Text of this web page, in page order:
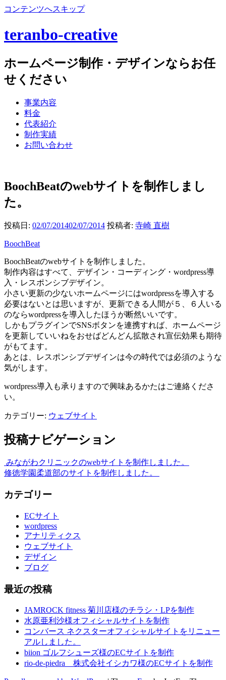
コンテンツへスキップ
teranbo-creative
ホームページ制作・デザインならお任
せください
事業内容
料金
代表紹介
制作実績
お問い合わせ
BoochBeatのwebサイトを制作しまし
た。
投稿日: 02/07/201402/07/2014 投稿者: 寺崎 直樹
BoochBeat
BoochBeatのwebサイトを制作しました。
制作内容はすべて、デザイン・コーディング・wordpress導
入・レスポンシブデザイン。
小さい更新の少ないホームページにはwordpressを導入する
必要はないとは思いますが、更新できる人間が５、６人いる
のならwordpressを導入したほうが断然いいです。
しかもプラグインでSNSボタンを連携すれば、ホームページ
を更新していいねをおせばどんどん拡散され宣伝効果も期待
がもてます。
あとは、レスポンシブデザインは今の時代では必須のような
気がします。
wordpress導入も承りますので興味あるかたはご連絡くださ
い。
カテゴリー: ウェブサイト
投稿ナビゲーション
みながわクリニックのwebサイトを制作しました。
修徳学園柔道部のサイトを制作しました。
カテゴリー
ECサイト
wordpress
アナリティクス
ウェブサイト
デザイン
ブログ
最近の投稿
JAMROCK fitness 菊川店様のチラシ・LPを制作
水原亜利沙様オフィシャルサイトを制作
コンバース ネクスターオフィシャルサイトをリニュー
アルしました。
biion ゴルフシューズ様のECサイトを制作
rio-de-piedra 株式会社イシカワ様のECサイトを制作